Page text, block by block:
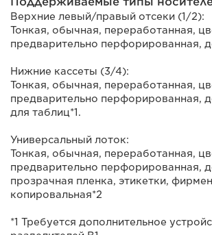
Верхние левый/правый отсеки (1/2):
Тонкая, обычная, переработанная,
предварительно перфорированная,
Нижние кассеты (3/4):
Тонкая, обычная, переработанная,
предварительно перфорированная,
для таблиц*1.
Универсальный лоток:
Тонкая, обычная, переработанная,
предварительно перфорированная,
прозрачная пленка, этикетки,
копировальная*2
*1 Требуется дополнительное